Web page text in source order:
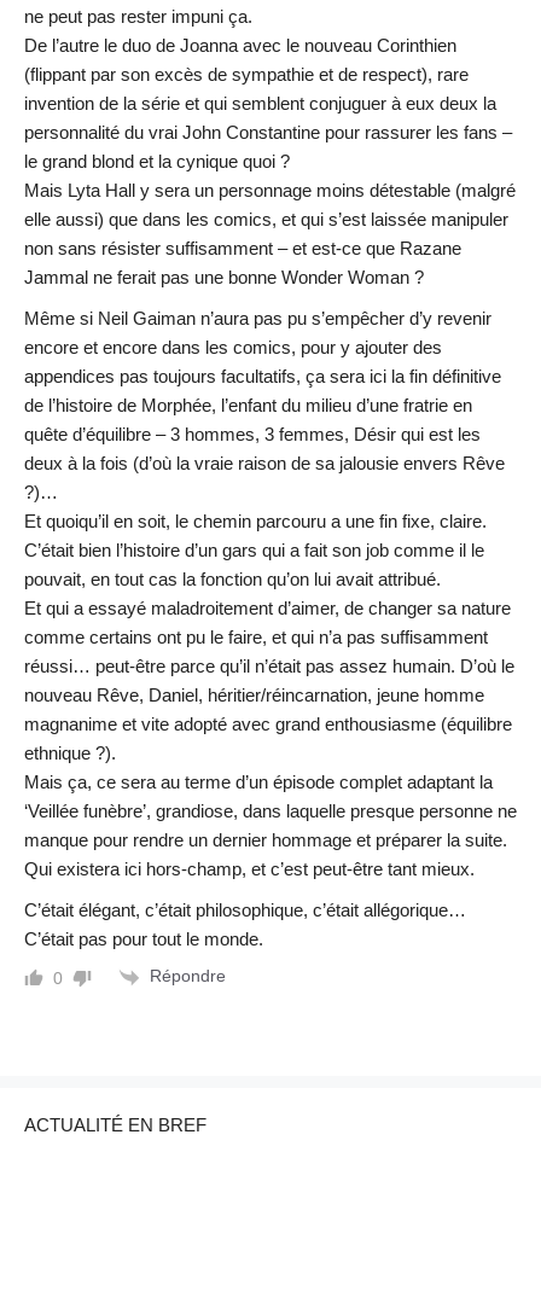
ne peut pas rester impuni ça.
De l’autre le duo de Joanna avec le nouveau Corinthien
(flippant par son excès de sympathie et de respect), rare
invention de la série et qui semblent conjuguer à eux deux la
personnalité du vrai John Constantine pour rassurer les fans –
le grand blond et la cynique quoi ?
Mais Lyta Hall y sera un personnage moins détestable (malgré
elle aussi) que dans les comics, et qui s’est laissée manipuler
non sans résister suffisamment – et est-ce que Razane
Jammal ne ferait pas une bonne Wonder Woman ?
Même si Neil Gaiman n’aura pas pu s’empêcher d’y revenir
encore et encore dans les comics, pour y ajouter des
appendices pas toujours facultatifs, ça sera ici la fin définitive
de l’histoire de Morphée, l’enfant du milieu d’une fratrie en
quête d’équilibre – 3 hommes, 3 femmes, Désir qui est les
deux à la fois (d’où la vraie raison de sa jalousie envers Rêve
?)…
Et quoiqu’il en soit, le chemin parcouru a une fin fixe, claire.
C’était bien l’histoire d’un gars qui a fait son job comme il le
pouvait, en tout cas la fonction qu’on lui avait attribué.
Et qui a essayé maladroitement d’aimer, de changer sa nature
comme certains ont pu le faire, et qui n’a pas suffisamment
réussi… peut-être parce qu’il n’était pas assez humain. D’où le
nouveau Rêve, Daniel, héritier/réincarnation, jeune homme
magnanime et vite adopté avec grand enthousiasme (équilibre
ethnique ?).
Mais ça, ce sera au terme d’un épisode complet adaptant la
‘Veillée funèbre’, grandiose, dans laquelle presque personne ne
manque pour rendre un dernier hommage et préparer la suite.
Qui existera ici hors-champ, et c’est peut-être tant mieux.
C’était élégant, c’était philosophique, c’était allégorique…
C’était pas pour tout le monde.
0 Répondre
ACTUALITÉ EN BREF